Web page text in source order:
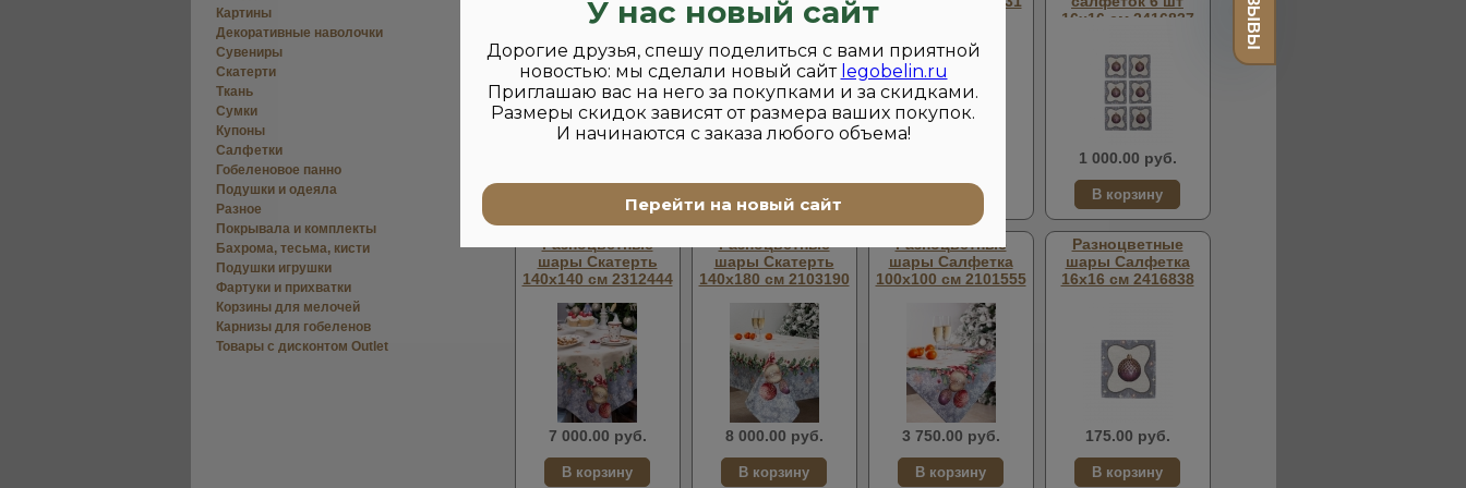
Картины
Декоративные наволочки
Сувениры
Скатерти
Ткань
Сумки
Купоны
Салфетки
Гобеленовое панно
Подушки и одеяла
Разное
Покрывала и комплекты
Бахрома, тесьма, кисти
Подушки игрушки
Фартуки и прихватки
Корзины для мелочей
Карнизы для гобеленов
Товары с дисконтом Outlet
16х16 см 2416837
1 000.00 руб.
Разноцветные
шары Скатерть
140х140 см 2312444
7 000.00 руб.
Разноцветные
шары Скатерть
140х180 см 2103190
8 000.00 руб.
Разноцветные
шары Салфетка
100х100 см 2101555
3 750.00 руб.
Разноцветные
шары Салфетка
16х16 см 2416838
175.00 руб.
У нас новый сайт
Дорогие друзья, спешу поделиться с вами приятной
новостью: мы сделали новый сайт legobelin.ru
Приглашаю вас на него за покупками и за скидками.
Размеры скидок зависят от размера ваших покупок.
И начинаются с заказа любого объема!
Перейти на новый сайт